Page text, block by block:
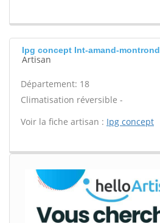
Ipg concept Int-amand-montrond
Artisan
Département: 18
Climatisation réversible -
Voir la fiche artisan : Ipg concept